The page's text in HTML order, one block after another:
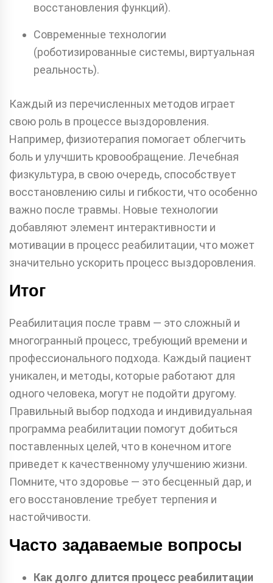
восстановления функций).
Современные технологии
(роботизированные системы, виртуальная
реальность).
Каждый из перечисленных методов играет
свою роль в процессе выздоровления.
Например, физиотерапия помогает облегчить
боль и улучшить кровообращение. Лечебная
физкультура, в свою очередь, способствует
восстановлению силы и гибкости, что особенно
важно после травмы. Новые технологии
добавляют элемент интерактивности и
мотивации в процесс реабилитации, что может
значительно ускорить процесс выздоровления.
Итог
Реабилитация после травм — это сложный и
многогранный процесс, требующий времени и
профессионального подхода. Каждый пациент
уникален, и методы, которые работают для
одного человека, могут не подойти другому.
Правильный выбор подхода и индивидуальная
программа реабилитации помогут добиться
поставленных целей, что в конечном итоге
приведет к качественному улучшению жизни.
Помните, что здоровье — это бесценный дар, и
его восстановление требует терпения и
настойчивости.
Часто задаваемые вопросы
Как долго длится процесс реабилитации